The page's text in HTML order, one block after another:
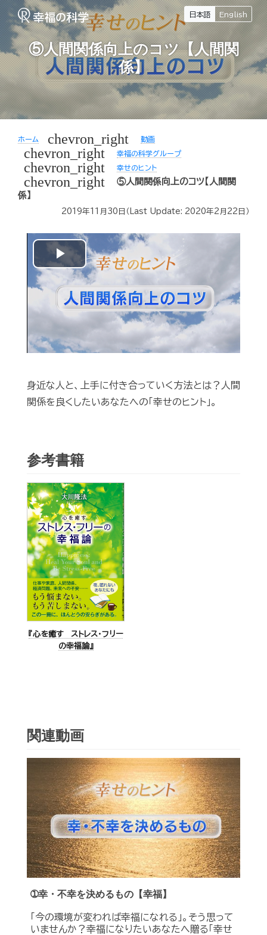
日本語 English
⑤人間関係向上のコツ【人間関
係】
ホーム chevron_right 動画
chevron_right 幸福の科学グループ
chevron_right 幸せのヒント
chevron_right
⑤人間関係向上のコツ【人間関
係】
2019年11月30日 （Last Update: 2020年2月22日 ）
Play
Video
身近な人と、上手に付き合っていく方法とは？人間
関係を良くしたいあなたへの「幸せのヒント」。
参考書籍
『心を癒す ストレス・フリー
の幸福論』
関連動画
➀幸・不幸を決めるもの【幸福】
「今の環境が変われば幸福になれる」。そう思って
いませんか？幸福になりたいあなたへ贈る「幸せ